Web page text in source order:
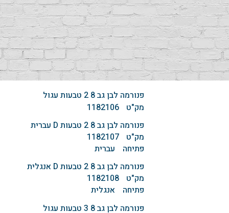
מק"ט 1182106
פנורמה לבן גב 8 2 טבעות עגול
מק"ט
1182107
פתיחה
עברית
פנורמה לבן גב 8 2 טבעות D עברית
מק"ט
1182108
פתיחה
אנגלית
פנורמה לבן גב 8 2 טבעות D אנגלית
פנורמה לבן גב 8 3 טבעות עגול